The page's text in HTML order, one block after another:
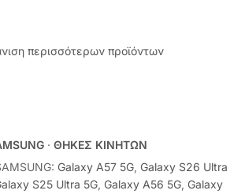
περισσότερων προϊόντων
· ΘΗΚΕΣ ΚΙΝΗΤΩΝ
Galaxy A57 5G, Galaxy S26 Ultra
S25 Ultra 5G, Galaxy A56 5G, Galaxy